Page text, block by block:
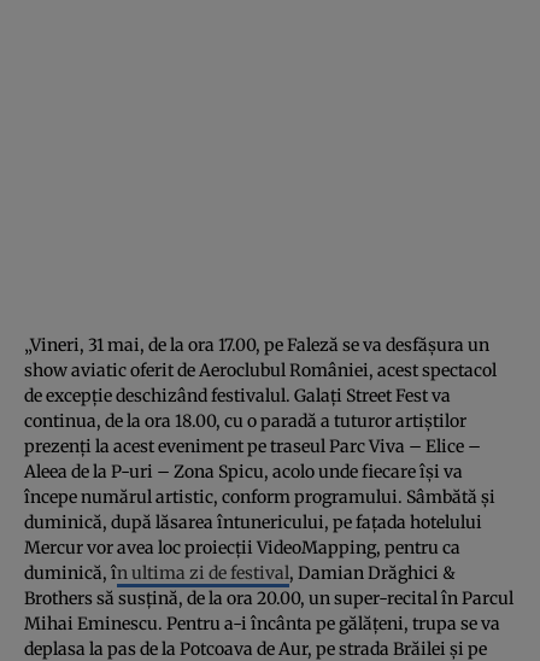
„Vineri, 31 mai, de la ora 17.00, pe Faleză se va desfășura un
show aviatic oferit de Aeroclubul României, acest spectacol
de excepție deschizând festivalul. Galați Street Fest va
continua, de la ora 18.00, cu o paradă a tuturor artiștilor
prezenți la acest eveniment pe traseul Parc Viva – Elice –
Aleea de la P-uri – Zona Spicu, acolo unde fiecare își va
începe numărul artistic, conform programului. Sâmbătă și
duminică, după lăsarea întunericului, pe fațada hotelului
Mercur vor avea loc proiecții VideoMapping, pentru ca
duminică, în ultima zi de festival, Damian Drăghici &
Brothers să susțină, de la ora 20.00, un super-recital în Parcul
Mihai Eminescu. Pentru a-i încânta pe gălățeni, trupa se va
deplasa la pas de la Potcoava de Aur, pe strada Brăilei și pe